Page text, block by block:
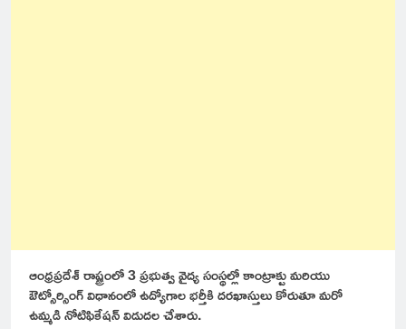
ఆంధ్రప్రదేశ్ రాష్ట్రంలో 3 ప్రభుత్వ వైద్య సంస్థల్లో కాంట్రాక్టు మరియు
ఔట్సోర్సింగ్ విధానంలో ఉద్యోగాల భర్తీకి దరఖాస్తులు కోరుతూ మరో
ఉమ్మడి నోటిఫికేషన్ విడుదల చేశారు.